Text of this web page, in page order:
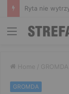
Menu
Home / GROMDA
GROMDA